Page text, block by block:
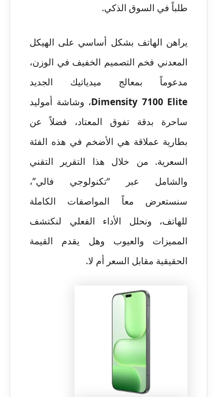
طلباً في السوق الذكي.
يراهن الهاتف بشكل أساسي على الهيكل
المعدني فخم التصميم الخفيف في الوزن،
مدعوماً بمعالج ميدياتيك الجديد
Dimensity 7100 Elite، وشاشة أموليد
ساحرة بدقة تفوق المعتاد، فضلاً عن
بطارية عملاقة هي الأضخم في هذه الفئة
السعرية. من خلال هذا التقرير التقني
والشامل عبر “تكنولوجي فالي”،
سنستعرض معاً المواصفات الكاملة
للهاتف، ونحلل الأداء الفعلي لنكتشف
المميزات والعيوب وهل يقدم القيمة
الحقيقية مقابل السعر أم لا.